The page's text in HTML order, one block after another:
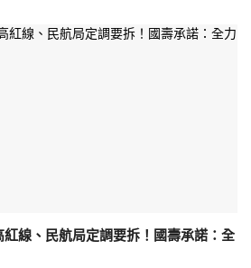
線、民航局定調要拆！國壽承諾：全